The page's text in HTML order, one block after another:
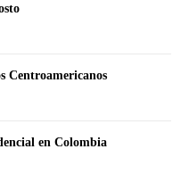
Centroamericanos
en Colombia